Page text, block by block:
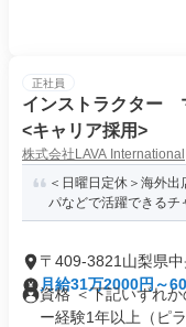
正社員
インストラクター
<キャリア採用>
株式会社LAVA International
＜日曜日定休＞海外
パなどで活躍できるチ
〒409-3821山梨県
月給31万2000円～
資格 ＜下記いずれ
ー経験1年以上（ピラ